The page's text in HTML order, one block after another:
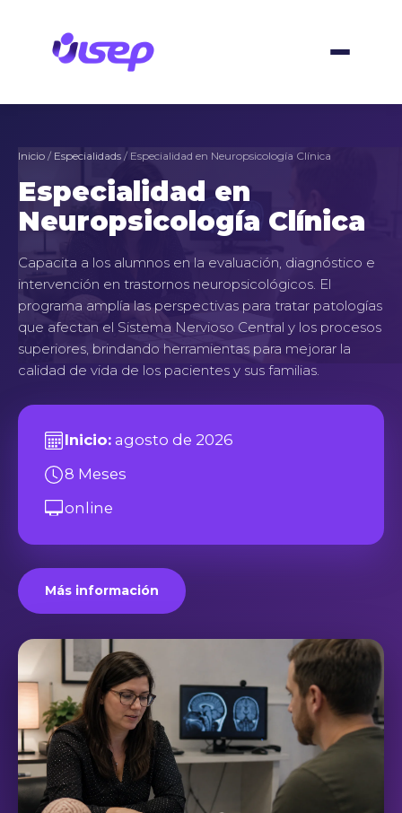
contenido
Inicio / Especialidads / Especialidad en Neuropsicología Clínica
Especialidad en
Neuropsicología Clínica
Capacita a los alumnos en la evaluación, diagnóstico e
intervención en trastornos neuropsicológicos. El
programa amplía las perspectivas para tratar patologías
que afectan el Sistema Nervioso Central y los procesos
superiores, brindando herramientas para mejorar la
calidad de vida de los pacientes y sus familias.
Inicio: agosto de 2026
8 Meses
online
Más información